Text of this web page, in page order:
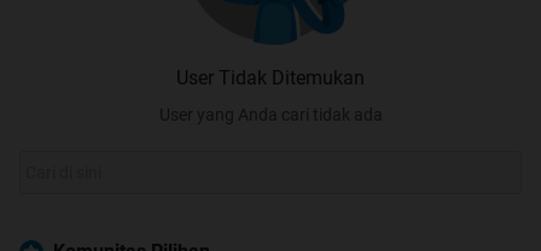
User Tidak Ditemukan
User yang Anda cari tidak ada